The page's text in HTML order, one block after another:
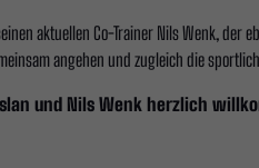
aktuellen Co-Trainer Nils Wenk, der
angehen und zugleich die
und Nils Wenk herzlich